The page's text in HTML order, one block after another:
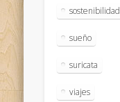
sostenibilidad
sueño
suricata
viajes